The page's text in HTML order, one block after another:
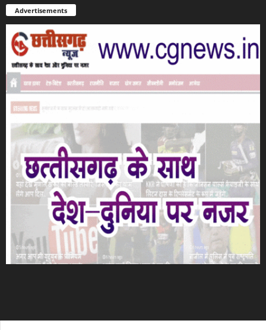
Advertisements